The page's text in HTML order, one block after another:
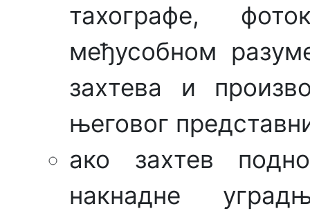
тахографе,
међусобном
захтева и
његовог
ако захтев
накнадне